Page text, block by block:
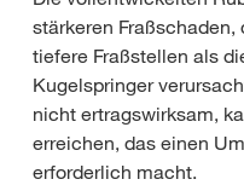
stärkeren
tiefere Fraßstellen als
Kugelspringer
nicht ertragswirksam,
erreichen, das einen
erforderlich macht.